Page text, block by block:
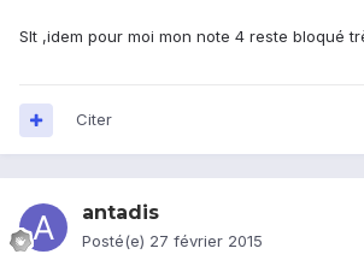
Slt ,idem pour moi mon note 4 reste bloqué
Citer
antadis
Posté(e) 27 février 2015